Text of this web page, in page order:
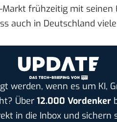
Markt frühzeitig mit seinen
auch in Deutschland
werden, wenn es um KI,
Über 12.000 Vordenker
in die Inbox und sichern